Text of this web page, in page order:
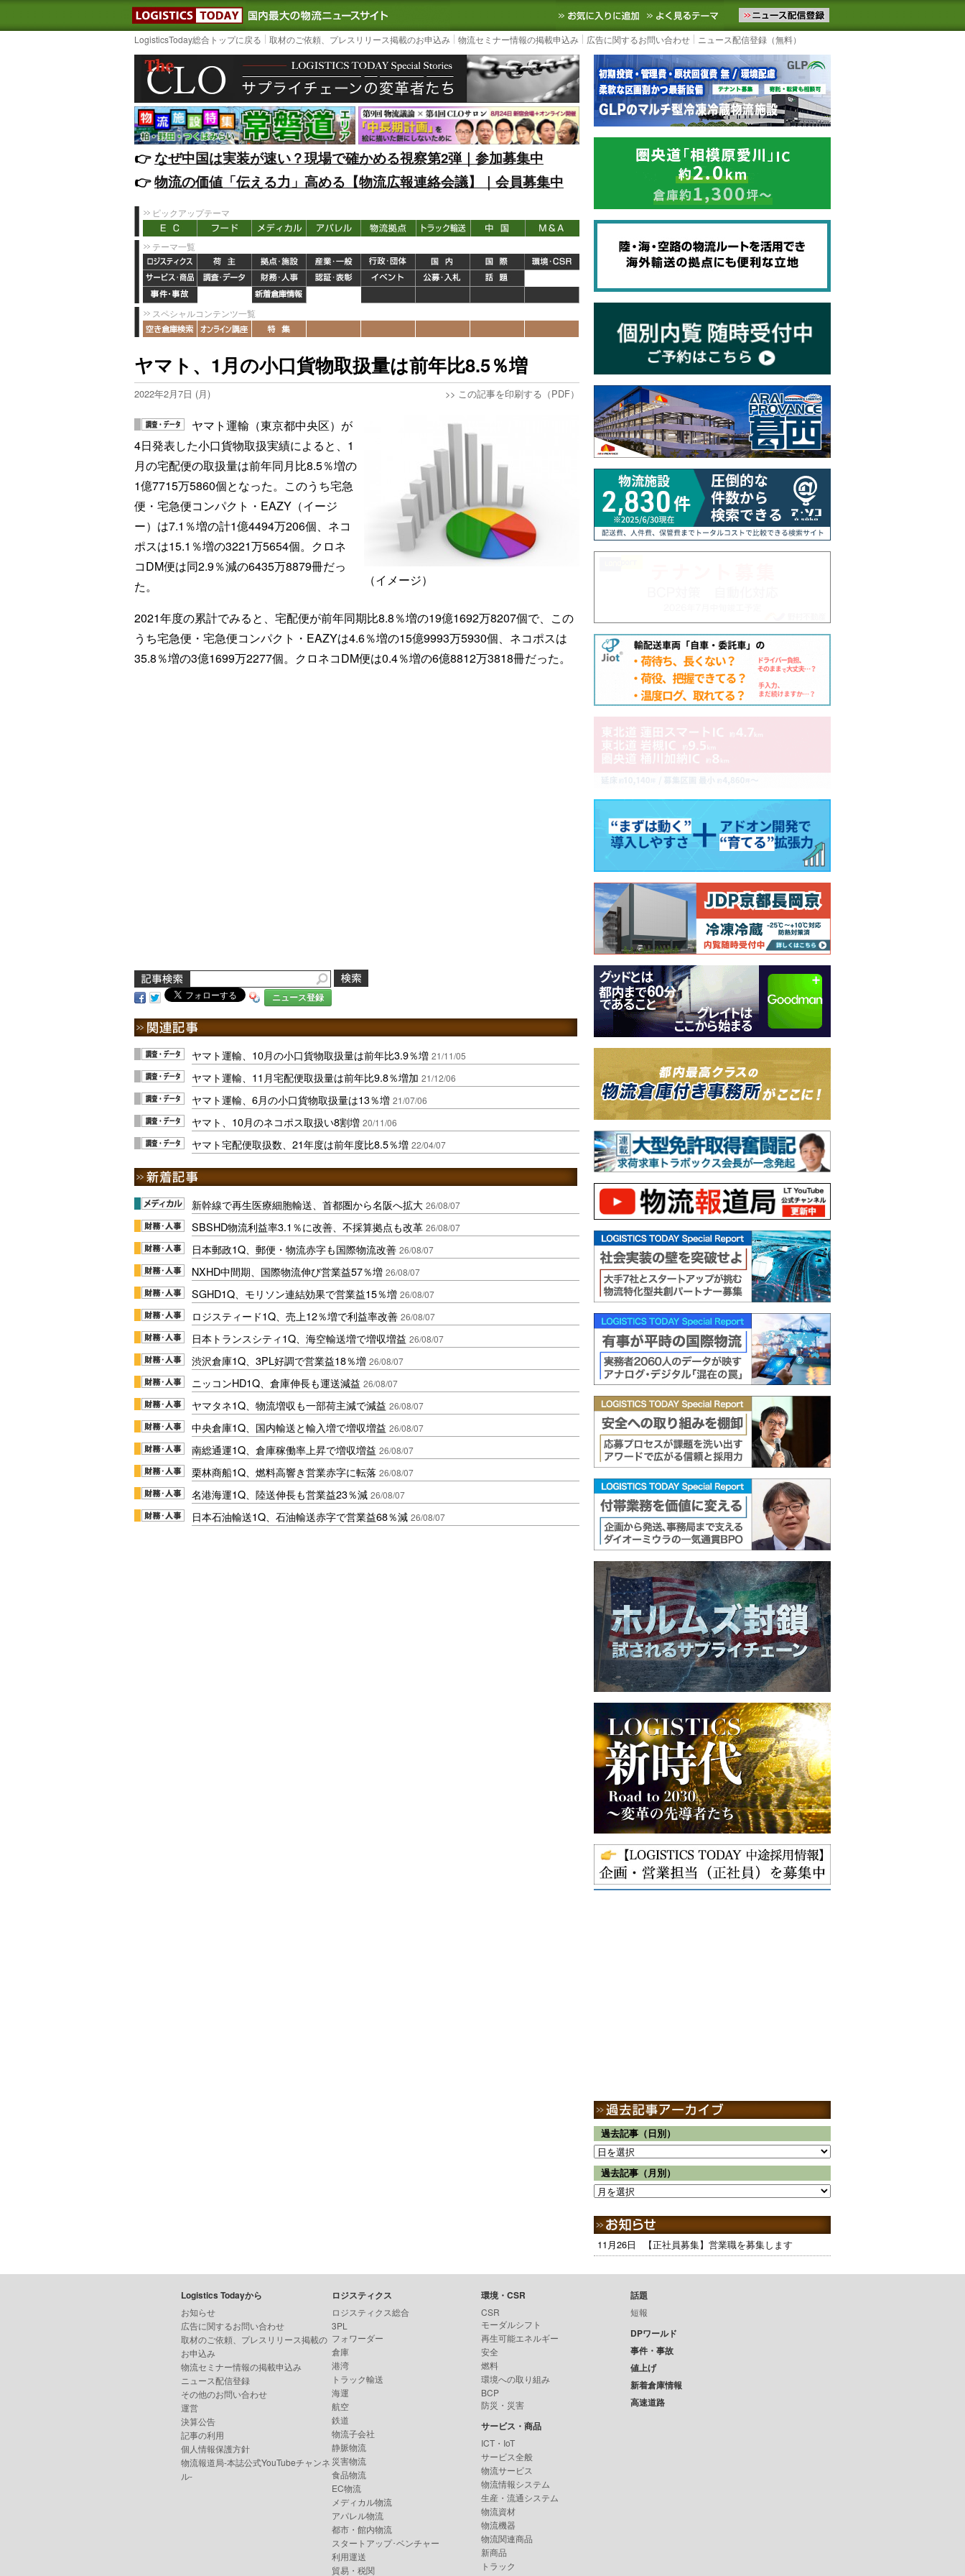
LOGISTICS TODAY｜国内最大の物流ニュースサイト3PL, SCMなど国内外の最新の物流ニュースをお届けします。物流ニュースメール配信を登録す
お気に入りに追加 よく見るテーマ
LogisticsToday総合トップに戻る 取材のご依頼、プレスリリース掲載のお申込み 物流セミナー情報の掲載申込み 広告に関するお問い合わせ ニュース配信登録（無料）
👉️なぜ中国は実装が速い？現場で確かめる視察第2弾｜参加募集中
👉️物流の価値「伝える力」高める【物流広報連絡会議】｜会員募集中
ピックアップテーマ
テーマ一覧
スペシャルコンテンツ一覧
ヤマト、1月の小口貨物取扱量は前年比8.5％増
2022年2月7日 (月) >> この記事を印刷する（PDF）
（イメージ）
ヤマト運輸（東京都中央区）が
4日発表した小口貨物取扱実績によると、1
月の宅配便の取扱量は前年同月比8.5％増の
1億7715万5860個となった。このうち宅急
便・宅急便コンパクト・EAZY（イージ
ー）は7.1％増の計1億4494万206個、ネコ
ポスは15.1％増の3221万5654個。クロネ
コDM便は同2.9％減の6435万8879冊だっ
た。
2021年度の累計でみると、宅配便が前年同期比8.8％増の19億1692万8207個で、この
うち宅急便・宅急便コンパクト・EAZYは4.6％増の15億9993万5930個、ネコポスは
35.8％増の3億1699万2277個。クロネコDM便は0.4％増の6億8812万3818冊だった。
ニュース登録
ヤマト運輸、10月の小口貨物取扱量は前年比3.9％増 21/11/05
ヤマト運輸、11月宅配便取扱量は前年比9.8％増加 21/12/06
ヤマト運輸、6月の小口貨物取扱量は13％増 21/07/06
ヤマト、10月のネコポス取扱い8割増 20/11/06
ヤマト宅配便取扱数、21年度は前年度比8.5％増 22/04/07
新幹線で再生医療細胞輸送、首都圏から名阪へ拡大 26/08/07
SBSHD物流利益率3.1％に改善、不採算拠点も改革 26/08/07
日本郵政1Q、郵便・物流赤字も国際物流改善 26/08/07
NXHD中間期、国際物流伸び営業益57％増 26/08/07
SGHD1Q、モリソン連結効果で営業益15％増 26/08/07
ロジスティード1Q、売上12％増で利益率改善 26/08/07
日本トランスシティ1Q、海空輸送増で増収増益 26/08/07
渋沢倉庫1Q、3PL好調で営業益18％増 26/08/07
ニッコンHD1Q、倉庫伸長も運送減益 26/08/07
ヤマタネ1Q、物流増収も一部荷主減で減益 26/08/07
中央倉庫1Q、国内輸送と輸入増で増収増益 26/08/07
南総通運1Q、倉庫稼働率上昇で増収増益 26/08/07
栗林商船1Q、燃料高響き営業赤字に転落 26/08/07
名港海運1Q、陸送伸長も営業益23％減 26/08/07
日本石油輸送1Q、石油輸送赤字で営業益68％減 26/08/07
過去記事（日別）
過去記事（月別）
11月26日 【正社員募集】営業職を募集します
Logistics Todayから
お知らせ
広告に関するお問い合わせ
取材のご依頼、プレスリリース掲載の
お申込み
物流セミナー情報の掲載申込み
ニュース配信登録
その他のお問い合わせ
運営
決算公告
記事の利用
個人情報保護方針
物流報道局-本誌公式YouTubeチャンネ
ル-
ロジスティクス
ロジスティクス総合
3PL
フォワーダー
倉庫
港湾
トラック輸送
海運
航空
鉄道
物流子会社
静脈物流
災害物流
食品物流
EC物流
メディカル物流
アパレル物流
都市・館内物流
スタートアップ･ベンチャー
利用運送
貿易・税関
環境・CSR
CSR
モーダルシフト
再生可能エネルギー
安全
燃料
環境への取り組み
BCP
防災・災害
サービス・商品
ICT・IoT
サービス全般
物流サービス
物流情報システム
生産・流通システム
物流資材
物流機器
物流関連商品
新商品
トラック
話題
短報
DPワールド
事件・事故
値上げ
新着倉庫情報
高速道路